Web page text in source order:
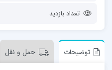
تعداد بازدید
توضیحات حمل و نقل